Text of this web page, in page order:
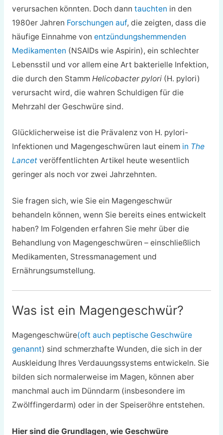
verursachen könnten. Doch dann tauchten in den
1980er Jahren Forschungen auf, die zeigten, dass die
häufige Einnahme von entzündungshemmenden
Medikamenten (NSAIDs wie Aspirin), ein schlechter
Lebensstil und vor allem eine Art bakterielle Infektion,
die durch den Stamm Helicobacter pylori(H. pylori)
verursacht wird, die wahren Schuldigen für die
Mehrzahl der Geschwüre sind.
Glücklicherweise ist die Prävalenz von H. pylori-
Infektionen und Magengeschwüren laut einem in The
Lancetveröffentlichten Artikel heute wesentlich
geringer als noch vor zwei Jahrzehnten.
Sie fragen sich, wie Sie ein Magengeschwür
behandeln können, wenn Sie bereits eines entwickelt
haben? Im Folgenden erfahren Sie mehr über die
Behandlung von Magengeschwüren – einschließlich
Medikamenten, Stressmanagement und
Ernährungsumstellung.
Was ist ein Magengeschwür?
Magengeschwüre(oft auch peptische Geschwüre
genannt) sind schmerzhafte Wunden, die sich in der
Auskleidung Ihres Verdauungssystems entwickeln. Sie
bilden sich normalerweise im Magen, können aber
manchmal auch im Dünndarm (insbesondere im
Zwölffingerdarm) oder in der Speiseröhre entstehen.
Hier sind die Grundlagen, wie Geschwüre